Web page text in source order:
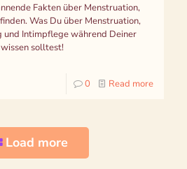
Fakten über Menstruation,
Was Du über Menstruation,
und Intimpflege während Deiner
solltest!
0 Read more
Load more